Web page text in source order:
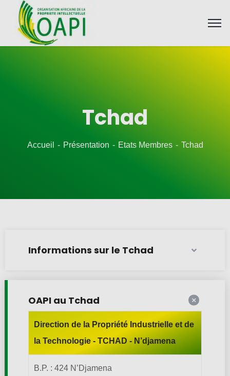
Tchad
Accueil Présentation Etats Membres Tchad
Informations sur le Tchad
OAPI au Tchad
Direction de la Propriété Industrielle et de
la Technologie - TCHAD - N’djamena
B.P. : 424 N’Djamena